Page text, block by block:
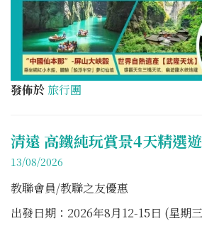
發佈於 旅行團
清遠 高鐵純玩賞景4天精選遊
13/08/2026
教聯會員/教聯之友優惠
出發日期：2026年8月12-15日 (星期